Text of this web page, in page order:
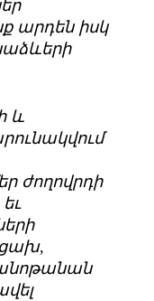
արդեն իսկ
և
ժողովրդի